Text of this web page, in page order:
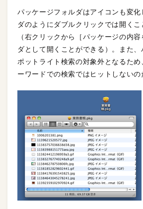
パッケージフォルダはアイコンも変
ダのようにダブルクリックでは開く
（右クリックから［パッケージの内
ダとして開くことができる）。また、
ポットライト検索の対象外となるため
ーワードでの検索ではヒットしないの